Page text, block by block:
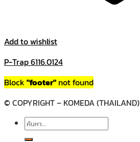
Add to wishlist
P-Trap 6116.0124
Block "footer" not found
© COPYRIGHT – KOMEDA (THAILAND)
ค้นหา: